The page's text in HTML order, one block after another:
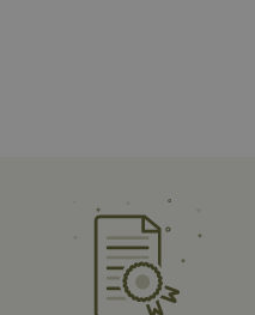
shipping_country
CookieScriptConsent